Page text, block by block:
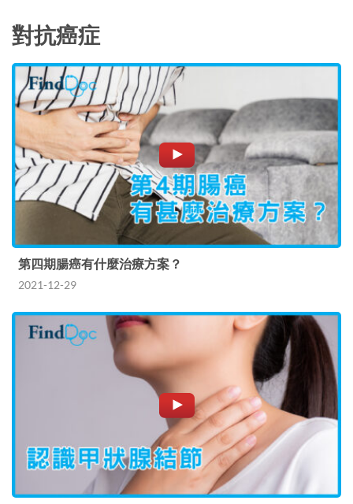
對抗癌症
第四期腸癌有什麼治療方案？
2021-12-29